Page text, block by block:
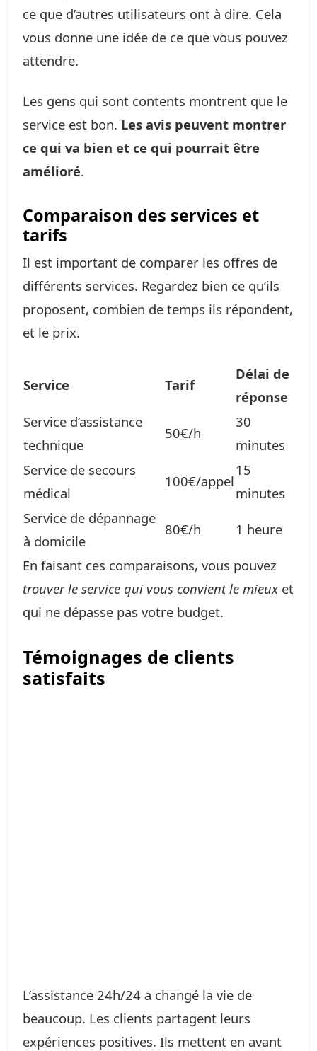
ce que d’autres utilisateurs ont à dire. Cela
vous donne une idée de ce que vous pouvez
attendre.
Les gens qui sont contents montrent que le
service est bon. Les avis peuvent montrer
ce qui va bien et ce qui pourrait être
amélioré.
Comparaison des services et
tarifs
Il est important de comparer les offres de
différents services. Regardez bien ce qu’ils
proposent, combien de temps ils répondent,
et le prix.
Service Tarif
Délai de
réponse
Service d’assistance
technique
50€/h
30
minutes
Service de secours
médical
100€/appel
15
minutes
Service de dépannage
à domicile
80€/h 1 heure
En faisant ces comparaisons, vous pouvez
trouver le service qui vous convient le mieux et
qui ne dépasse pas votre budget.
Témoignages de clients
satisfaits
L’assistance 24h/24 a changé la vie de
beaucoup. Les clients partagent leurs
expériences positives. Ils mettent en avant